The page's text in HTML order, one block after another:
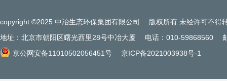
copyright ©2025 中冶生态环保集团有限公司
版权所有 未经许可不得
地址：北京市朝阳区曙光西里28号中冶大厦
电话：010-59868560
京公网安备11010502056451号
京ICP备2021003938号-1